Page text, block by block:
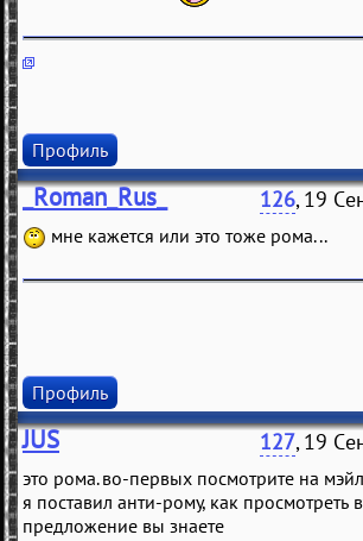
Профиль
_Roman_Rus_ 126, 19
мне кажется или это тоже рома...
Профиль
JUS 127, 19
это рома. во-первых посмотрите на
я поставил анти-рому, как просмотреть
предложение вы знаете